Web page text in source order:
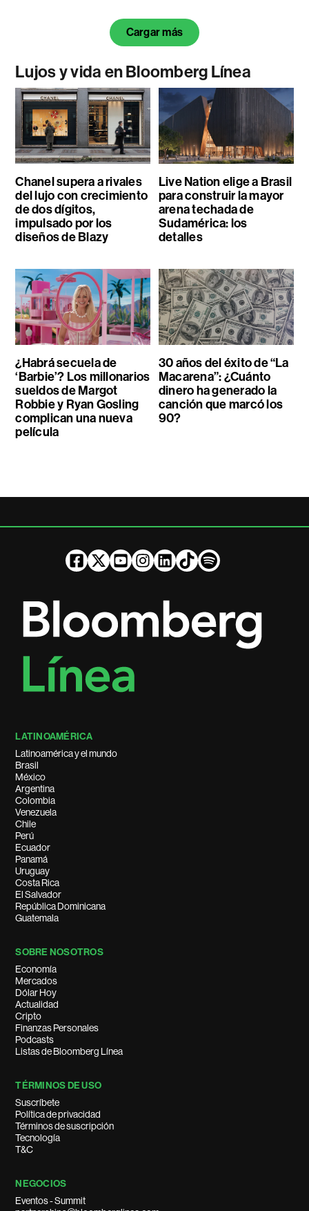
Cargar más
Lujos y vida en Bloomberg Línea
Chanel supera a rivales
del lujo con crecimiento
de dos dígitos,
impulsado por los
diseños de Blazy
Live Nation elige a Brasil
para construir la mayor
arena techada de
Sudamérica: los
detalles
¿Habrá secuela de
‘Barbie’? Los millonarios
sueldos de Margot
Robbie y Ryan Gosling
complican una nueva
película
30 años del éxito de “La
Macarena”: ¿Cuánto
dinero ha generado la
canción que marcó los
90?
LATINOAMÉRICA
Latinoamérica y el mundo
Brasil
México
Argentina
Colombia
Venezuela
Chile
Perú
Ecuador
Panamá
Uruguay
Costa Rica
El Salvador
República Dominicana
Guatemala
SOBRE NOSOTROS
Economía
Mercados
Dólar Hoy
Actualidad
Cripto
Finanzas Personales
Podcasts
Listas de Bloomberg Línea
TÉRMINOS DE USO
Suscríbete
Política de privacidad
Términos de suscripción
Tecnología
T&C
NEGOCIOS
Eventos - Summit